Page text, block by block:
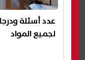
لجميع المواد